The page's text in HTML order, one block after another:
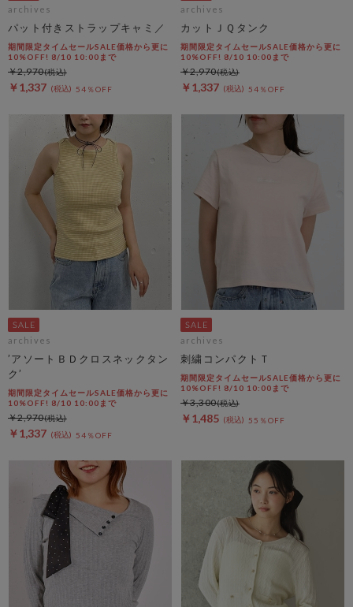
archives
パット付きストラップキャミ／
期間限定タイムセールSALE価格から更に
10%OFF! 8/10 10:00まで
￥1,337 54％OFF
￥2,970
archives
カットＪＱタンク
期間限定タイムセールSALE価格から更に
10%OFF! 8/10 10:00まで
￥1,337 54％OFF
￥2,970
archives
’アソートＢＤクロスネックタン
ク’
期間限定タイムセールSALE価格から更に
10%OFF! 8/10 10:00まで
￥1,337 54％OFF
￥2,970
archives
刺繍コンパクトＴ
期間限定タイムセールSALE価格から更に
10%OFF! 8/10 10:00まで
￥1,485 55％OFF
￥3,300